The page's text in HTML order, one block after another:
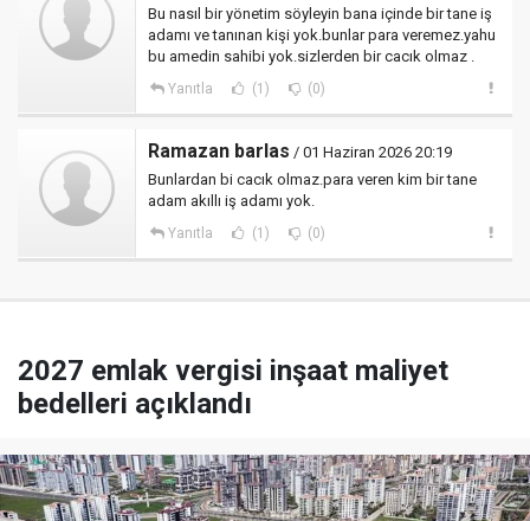
Bu nasıl bir yönetim söyleyin bana içinde bir tane iş
adamı ve tanınan kişi yok.bunlar para veremez.yahu
bu amedin sahibi yok.sizlerden bir cacık olmaz .
Yanıtla (1) (0)
Ramazan barlas / 01 Haziran 2026 20:19
Bunlardan bi cacık olmaz.para veren kim bir tane
adam akıllı iş adamı yok.
Yanıtla (1) (0)
2027 emlak vergisi inşaat maliyet
bedelleri açıklandı